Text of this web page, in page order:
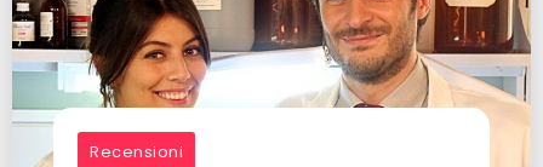
Recensioni